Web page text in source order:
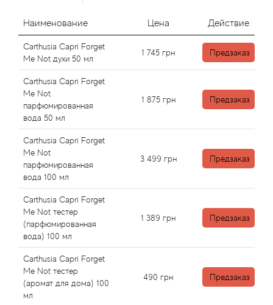
Наименование Цена Действие
Carthusia Capri Forget
Me Not духи 50 мл
1 745 грн Предзаказ
Carthusia Capri Forget
Me Not
парфюмированная
вода 50 мл
1 875 грн Предзаказ
Carthusia Capri Forget
Me Not
парфюмированная
вода 100 мл
3 499 грн Предзаказ
Carthusia Capri Forget
Me Not тестер
(парфюмированная
вода) 100 мл
1 389 грн Предзаказ
Carthusia Capri Forget
Me Not тестер
(аромат для дома) 100
мл
490 грн Предзаказ
American Crew
Amouage
Amouroud
Andre L'Arom
Angel Schlesser
Anima Mundi
Anna Sui
Annayake
Anne Fontaine